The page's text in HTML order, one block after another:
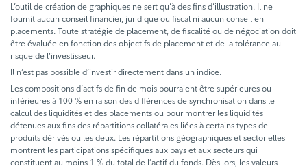
L’outil de création de graphiques ne sert qu’à des fins d’illustration. Il ne
fournit aucun conseil financier, juridique ou fiscal ni aucun conseil en
placements. Toute stratégie de placement, de fiscalité ou de négociation doit
être évaluée en fonction des objectifs de placement et de la tolérance au
risque de l’investisseur.
Il n’est pas possible d’investir directement dans un indice.
Les compositions d’actifs de fin de mois pourraient être supérieures ou
inférieures à 100 % en raison des différences de synchronisation dans le
calcul des liquidités et des placements ou pour montrer les liquidités
détenues aux fins des répartitions collatérales liées à certains types de
produits dérivés ou les deux. Les répartitions géographiques et sectorielles
montrent les participations spécifiques aux pays et aux secteurs qui
constituent au moins 1 % du total de l’actif du fonds. Dès lors, les valeurs